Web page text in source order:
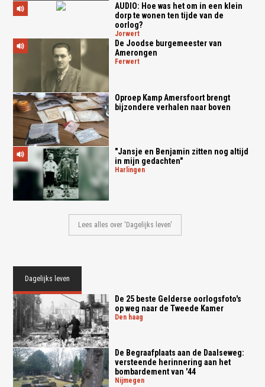
AUDIO: Hoe was het om in een klein
dorp te wonen ten tijde van de
oorlog?
jorwert
De Joodse burgemeester van
Amerongen
ferwert
Oproep Kamp Amersfoort brengt
bijzondere verhalen naar boven
"Jansje en Benjamin zitten nog altijd
in mijn gedachten"
harlingen
Lees alles over 'Dagelijks leven'
Dagelijks leven
De 25 beste Gelderse oorlogsfoto's
op weg naar de Tweede Kamer
den haag
De Begraafplaats aan de Daalseweg:
versteende herinnering aan het
bombardement van '44
nijmegen